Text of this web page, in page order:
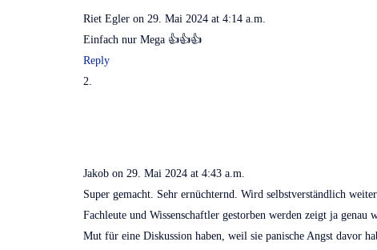
Riet Egler on 29. Mai 2024 at 4:14 a.m.
Einfach nur Mega 👍👍👍
Reply
Jakob on 29. Mai 2024 at 4:43 a.m.
Super gemacht. Sehr ernüchternd. Wird selbstverständlich
Fachleute und Wissenschaftler gestorben werden zeigt ja
Mut für eine Diskussion haben, weil sie panische Angst davor